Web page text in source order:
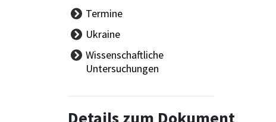
Termine
Ferien
Tag der offenen Tür
Schulautonome Tage
Eignungsprüfungen
Elternsprechtage
Ukraine
Wissenschaftliche
Untersuchungen